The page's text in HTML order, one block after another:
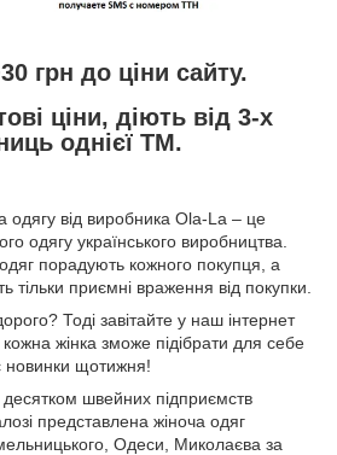
грн до ціни сайту.
ціни, діють від 3-х
однієї ТМ.
одягу від виробника Ola-La – це
одягу українського виробництва.
порадують кожного покупця, а
тільки приємні враження від покупки.
Тоді завітайте у наш інтернет
жінка зможе підібрати для себе
новинки щотижня!
швейних підприємств
представлена жіноча одяг
Одеси, Миколаєва за